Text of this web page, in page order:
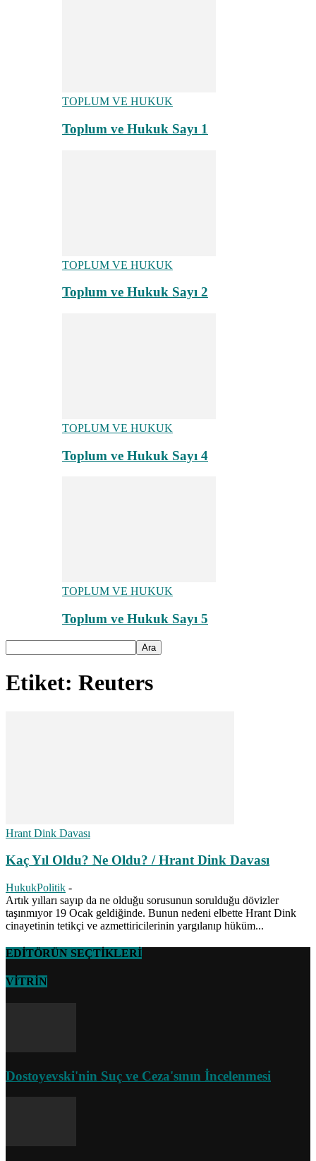
TOPLUM VE HUKUK
Toplum ve Hukuk Sayı 1
TOPLUM VE HUKUK
Toplum ve Hukuk Sayı 2
TOPLUM VE HUKUK
Toplum ve Hukuk Sayı 4
TOPLUM VE HUKUK
Toplum ve Hukuk Sayı 5
Etiket: Reuters
Hrant Dink Davası
Kaç Yıl Oldu? Ne Oldu? / Hrant Dink Davası
HukukPolitik -
Artık yılları sayıp da ne olduğu sorusunun sorulduğu dövizler
taşınmıyor 19 Ocak geldiğinde. Bunun nedeni elbette Hrant Dink
cinayetinin tetikçi ve azmettiricilerinin yargılanıp hüküm...
EDİTÖRÜN SEÇTİKLERİ
VİTRİN
Dostoyevski'nin Suç ve Ceza'sının İncelenmesi